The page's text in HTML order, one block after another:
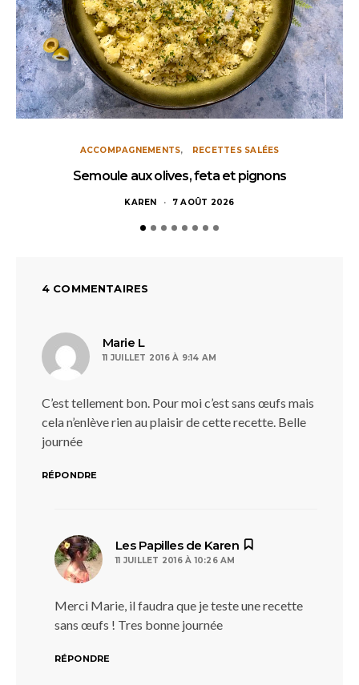
ACCOMPAGNEMENTS RECETTES SALÉES
Semoule aux olives, feta et pignons
KAREN 7 AOÛT 2026
4 COMMENTAIRES
Marie Ldit :
11 JUILLET 2016 À 9:14 AM
C’est tellement bon. Pour moi c’est sans œufs mais
cela n’enlève rien au plaisir de cette recette. Belle
journée
RÉPONDRE
Les Papilles de Karen
11 JUILLET 2016 À 10:26 AM
Merci Marie, il faudra que je teste une recette
sans œufs ! Tres bonne journée
RÉPONDRE